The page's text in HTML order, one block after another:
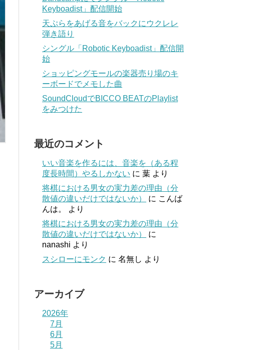
Keyboadist」配信開始
天ぷらをあげる音をバックにウクレレ
弾き語り
シングル「Robotic Keyboadist」配信開
始
ショッピングモールの楽器売り場のキ
ーボードでメモした曲
SoundCloudでBICCO BEATのPlaylist
をみつけた
最近のコメント
いい音楽を作るには、音楽を（ある程
度長時間）やるしかない に 葉 より
将棋における男女の実力差の理由（分
散値の違いだけではないか）
に こんば
んは。
より
将棋における男女の実力差の理由（分
散値の違いだけではないか）
に
nanashi より
スシローにモンク に 名無し より
アーカイブ
2026年
7月
6月
5月